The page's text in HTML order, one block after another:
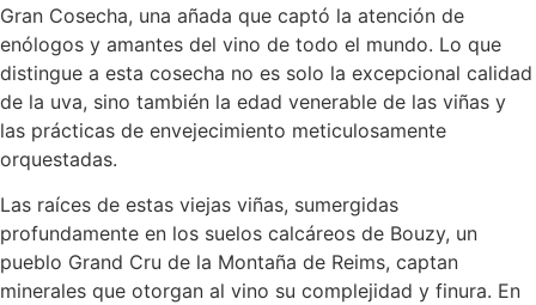
Gran Cosecha, una añada que captó la atención de
enólogos y amantes del vino de todo el mundo. Lo que
distingue a esta cosecha no es solo la excepcional calidad
de la uva, sino también la edad venerable de las viñas y
las prácticas de envejecimiento meticulosamente
orquestadas.
Las raíces de estas viejas viñas, sumergidas
profundamente en los suelos calcáreos de Bouzy, un
pueblo Grand Cru de la Montaña de Reims, captan
minerales que otorgan al vino su complejidad y finura. En